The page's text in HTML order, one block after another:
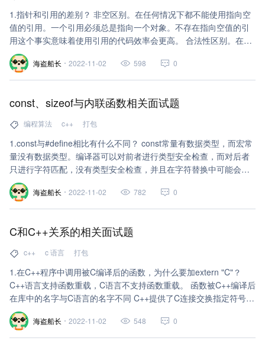
1.指针和引用的差别？ 非空区别。在任何情况下都不能使用指向空
值的引用。一个引用必须总是指向一个对象。不存在指向空值的引
用这个事实意味着使用引用的代码效率会更高。 合法性区别。在使
用引用之前不需要检测它的合法性。相反，指针则应该总是被测
试，防止其为空。 可修改区别。指针和引用的一个重要区别是指针
可以被重新赋值以指向另一个不同的对象。但是引用则总是指向在
改。 应用区别。在以下情况应该使用指针：一是考虑到存在不指向
任何对象的可能，二是需要能够在不同的·时
海盗船长 2022-11-02 598 0
const、sizeof与内联函数相关面试题
编程算法 c++ 打包
1.const与#define相比有什么不同？ const常量有数据类型，而宏常
量没有数据类型。编译器可以对前者进行类型安全检查，而对后者
只进行字符匹配，没有类型安全检查，并且在字符替换中可能会产
生意想不到的错误（边际效应）。 有些集成测化的测试工具可以对
const常量进行调试，但是不能对宏常量进行调试。 在C++程序中只
使用const常量而不使用宏常量，即const常量完全取代宏常量。 在
员变量，就可以修改它了。 2.sizeof与s
海盗船长 2022-11-02 782 0
C和C++关系的相关面试题
c++ c 语言 打包
1.在C++程序中调用被C编译后的函数，为什么要加extern "C"？
C++语言支持函数重载，C语言不支持函数重载。 函数被C++编译后
在库中的名字与C语言的名字不同 C++提供了C连接交换指定符号
extern"C"解决名字匹配问题 假设某个函数原型为void foo(int x,int
y)； 该函数被C语言编译后在库中提供的名字为_foo 在C++编译器
则会产生像_foo_int_int之类的名字 2.头文件中的ifndef/define/endif
海盗船长 2022-11-02 548 0